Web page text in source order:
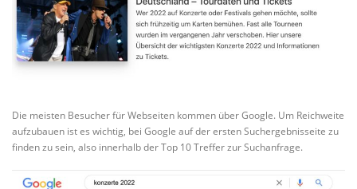
Die meisten Besucher für Webseiten kommen über Google. Um Reichweite
aufzubauen ist es wichtig, bei Google auf der ersten Suchergebnisseite zu
finden zu sein, also innerhalb der Top 10 Treffer zur Suchanfrage.